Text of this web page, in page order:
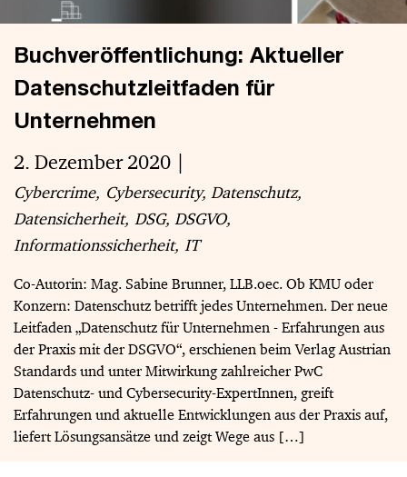
Buchveröffentlichung: Aktueller
Datenschutzleitfaden für
Unternehmen
2. Dezember 2020
Cybercrime Cybersecurity Datenschutz
Datensicherheit DSG DSGVO
Informationssicherheit IT
Co-Autorin: Mag. Sabine Brunner, LLB.oec. Ob KMU oder
Konzern: Datenschutz betrifft jedes Unternehmen. Der neue
Leitfaden „Datenschutz für Unternehmen - Erfahrungen aus
der Praxis mit der DSGVO“, erschienen beim Verlag Austrian
Standards und unter Mitwirkung zahlreicher PwC
Datenschutz- und Cybersecurity-ExpertInnen, greift
Erfahrungen und aktuelle Entwicklungen aus der Praxis auf,
liefert Lösungsansätze und zeigt Wege aus […]